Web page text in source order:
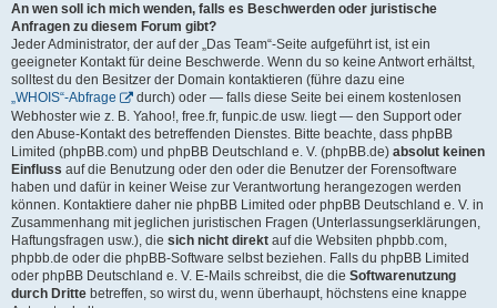
An wen soll ich mich wenden, falls es Beschwerden oder juristische
Anfragen zu diesem Forum gibt?
Jeder Administrator, der auf der „Das Team“-Seite aufgeführt ist, ist ein
geeigneter Kontakt für deine Beschwerde. Wenn du so keine Antwort erhältst,
solltest du den Besitzer der Domain kontaktieren (führe dazu eine
„WHOIS“-Abfrage
durch) oder — falls diese Seite bei einem kostenlosen
Webhoster wie z. B. Yahoo!, free.fr, funpic.de usw. liegt — den Support oder
den Abuse-Kontakt des betreffenden Dienstes. Bitte beachte, dass phpBB
Limited (phpBB.com) und phpBB Deutschland e. V. (phpBB.de) absolut keinen
Einfluss auf die Benutzung oder den oder die Benutzer der Forensoftware
haben und dafür in keiner Weise zur Verantwortung herangezogen werden
können. Kontaktiere daher nie phpBB Limited oder phpBB Deutschland e. V. in
Zusammenhang mit jeglichen juristischen Fragen (Unterlassungserklärungen,
Haftungsfragen usw.), die sich nicht direkt auf die Websiten phpbb.com,
phpbb.de oder die phpBB-Software selbst beziehen. Falls du phpBB Limited
oder phpBB Deutschland e. V. E-Mails schreibst, die die Softwarenutzung
durch Dritte betreffen, so wirst du, wenn überhaupt, höchstens eine knappe